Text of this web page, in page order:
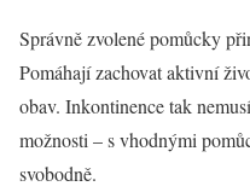
Správně zvolené pomůcky
Pomáhají zachovat aktivní
obav. Inkontinence tak
možnosti – s vhodnými
svobodně.